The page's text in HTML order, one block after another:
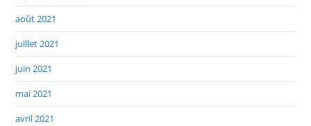
août 2021
juillet 2021
juin 2021
mai 2021
avril 2021